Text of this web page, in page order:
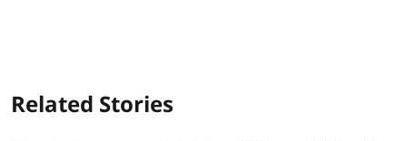
Related Stories